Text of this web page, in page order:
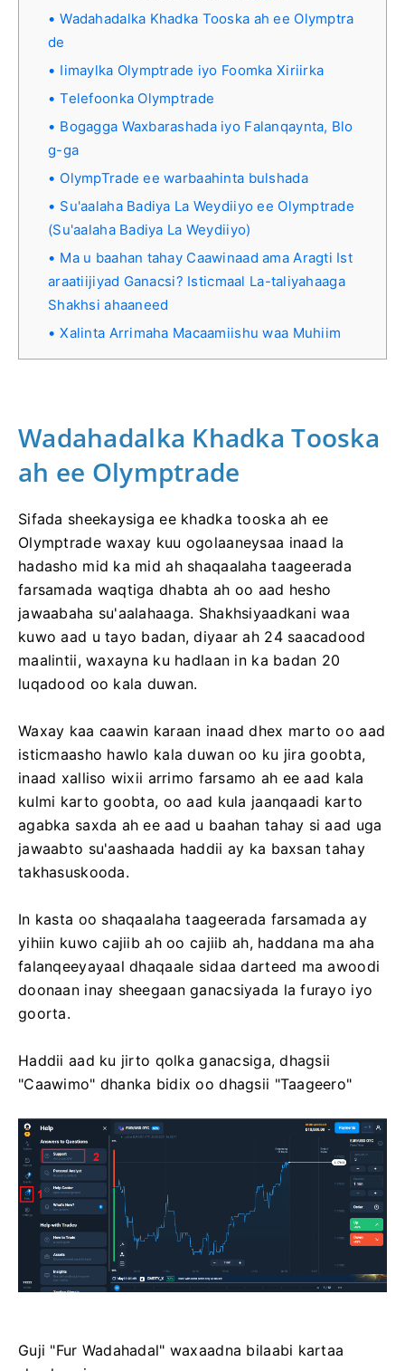
Wadahadalka Khadka Tooska ah ee Olymptra
de
Iimaylka Olymptrade iyo Foomka Xiriirka
Telefoonka Olymptrade
Bogagga Waxbarashada iyo Falanqaynta, Blo
g-ga
OlympTrade ee warbaahinta bulshada
Su'aalaha Badiya La Weydiiyo ee Olymptrade
(Su'aalaha Badiya La Weydiiyo)
Ma u baahan tahay Caawinaad ama Aragti Ist
araatiijiyad Ganacsi? Isticmaal La-taliyahaaga
Shakhsi ahaaneed
Xalinta Arrimaha Macaamiishu waa Muhiim
Wadahadalka Khadka Tooska
ah ee Olymptrade
Sifada sheekaysiga ee khadka tooska ah ee
Olymptrade waxay kuu ogolaaneysaa inaad la
hadasho mid ka mid ah shaqaalaha taageerada
farsamada waqtiga dhabta ah oo aad hesho
jawaabaha su'aalahaaga. Shakhsiyaadkani waa
kuwo aad u tayo badan, diyaar ah 24 saacadood
maalintii, waxayna ku hadlaan in ka badan 20
luqadood oo kala duwan.
Waxay kaa caawin karaan inaad dhex marto oo aad
isticmaasho hawlo kala duwan oo ku jira goobta,
inaad xalliso wixii arrimo farsamo ah ee aad kala
kulmi karto goobta, oo aad kula jaanqaadi karto
agabka saxda ah ee aad u baahan tahay si aad uga
jawaabto su'aashaada haddii ay ka baxsan tahay
takhasuskooda.
In kasta oo shaqaalaha taageerada farsamada ay
yihiin kuwo cajiib ah oo cajiib ah, haddana ma aha
falanqeeyayaal dhaqaale sidaa darteed ma awoodi
doonaan inay sheegaan ganacsiyada la furayo iyo
goorta.
Haddii aad ku jirto qolka ganacsiga, dhagsii
"Caawimo" dhanka bidix oo dhagsii "Taageero"
Guji "Fur Wadahadal" waxaadna bilaabi kartaa